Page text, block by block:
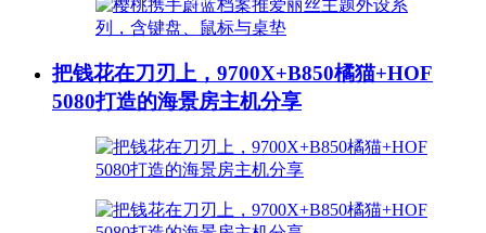
把钱花在刀刃上，9700X+B850橘猫+HOF
5080打造的海景房主机分享